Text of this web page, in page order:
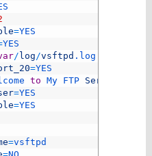
=YES
YES
/ log/vsftpd .log
=YES
to My FTP Server
=YES
=YES
=vsftpd